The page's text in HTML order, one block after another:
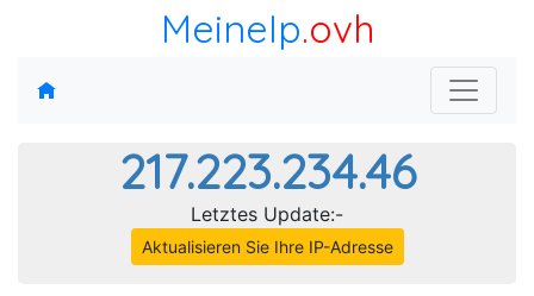
MeineIp.ovh
217.223.234.46
Letztes Update:-
Aktualisieren Sie Ihre IP-Adresse